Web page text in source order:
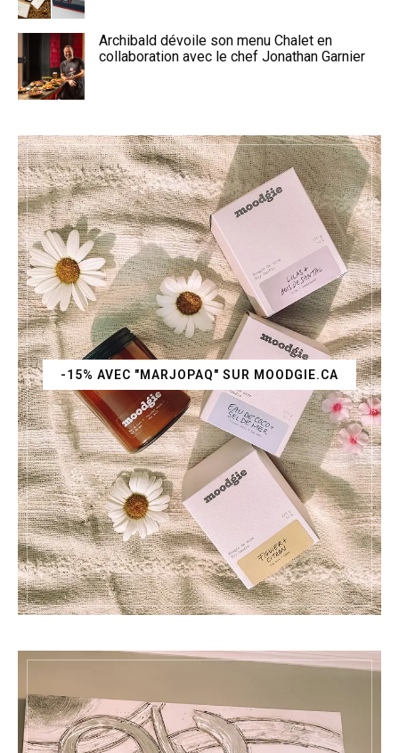
Archibald dévoile son menu Chalet en
collaboration avec le chef Jonathan Garnier
-15% AVEC "MARJOPAQ" SUR MOODGIE.CA